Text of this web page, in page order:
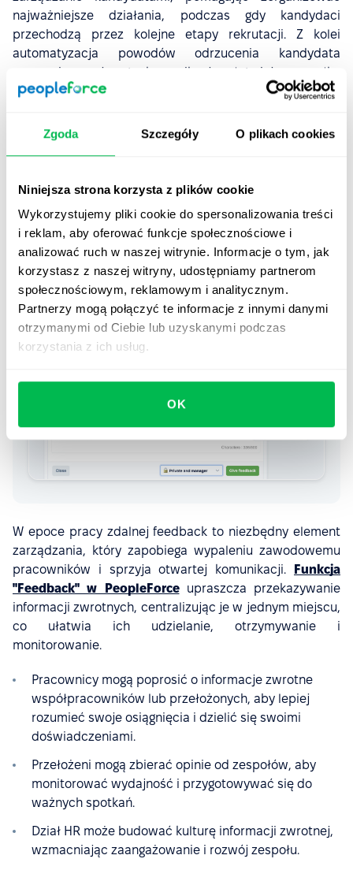
Zgoda Szczegóły O plikach cookies
Niniejsza strona korzysta z plików cookie
Wykorzystujemy pliki cookie do spersonalizowania treści
i reklam, aby oferować funkcje społecznościowe i
analizować ruch w naszej witrynie. Informacje o tym, jak
korzystasz z naszej witryny, udostępniamy partnerom
społecznościowym, reklamowym i analitycznym.
Partnerzy mogą połączyć te informacje z innymi danymi
otrzymanymi od Ciebie lub uzyskanymi podczas
korzystania z ich usług.
OK
najważniejsze działania, podczas gdy kandydaci
przechodzą przez kolejne etapy rekrutacji. Z kolei
automatyzacja powodów odrzucenia kandydata
zapewnia przejrzystą komunikację, ułatwiając wysyłkę
wiadomości e-mail z informacją zwrotną, tworzenie
kandydatów.
Dzięki tym funkcjom nie tylko ograniczysz pracę ręczną,
kandydatów, skracając czas rekrutacji.
Regularny feedback
zapewniający wsparcie
pracownikom
W epoce pracy zdalnej feedback to niezbędny element
zarządzania, który zapobiega wypaleniu zawodowemu
pracowników i sprzyja otwartej komunikacji.
Funkcja
"Feedback" w PeopleForceupraszcza przekazywanie
informacji zwrotnych, centralizując je w jednym miejscu,
co ułatwia ich udzielanie, otrzymywanie i
monitorowanie.
Pracownicy mogą poprosić o informacje zwrotne
współpracowników lub przełożonych, aby lepiej
rozumieć swoje osiągnięcia i dzielić się swoimi
doświadczeniami.
Przełożeni mogą zbierać opinie od zespołów, aby
monitorować wydajność i przygotowywać się do
ważnych spotkań.
Dział HR może budować kulturę informacji zwrotnej,
wzmacniając zaangażowanie i rozwój zespołu.